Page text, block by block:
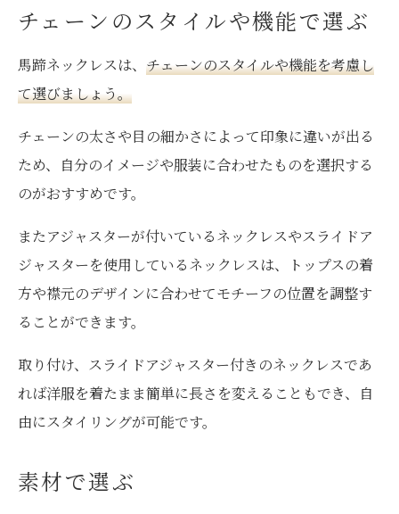
チェーンのスタイルや機能で選ぶ
馬蹄ネックレスは、 チェーンのスタイルや機能を考慮し
て選びましょう。
チェーンの太さや目の細かさによって印象に違いが出る
ため、自分のイメージや服装に合わせたものを選択する
のがおすすめです。
またアジャスターが付いているネックレスやスライドア
ジャスターを使用しているネックレスは、トップスの着
方や襟元のデザインに合わせてモチーフの位置を調整す
ることができます。
取り付け、スライドアジャスター付きのネックレスであ
れば洋服を着たまま簡単に長さを変えることもでき、自
由にスタイリングが可能です。
素材で選ぶ